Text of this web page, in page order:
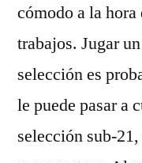
cómodo a la
trabajos. Jugar
selección es
le puede pasar a
selección sub-